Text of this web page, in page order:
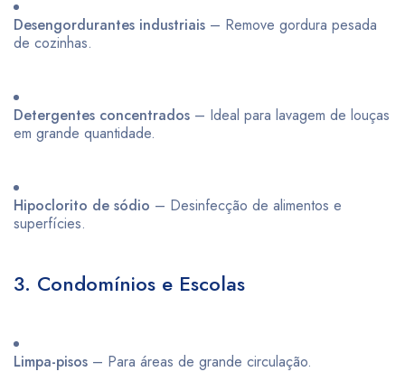
Desengordurantes industriais – Remove gordura pesada
de cozinhas.
Detergentes concentrados – Ideal para lavagem de louças
em grande quantidade.
Hipoclorito de sódio – Desinfecção de alimentos e
superfícies.
3. Condomínios e Escolas
Limpa-pisos – Para áreas de grande circulação.